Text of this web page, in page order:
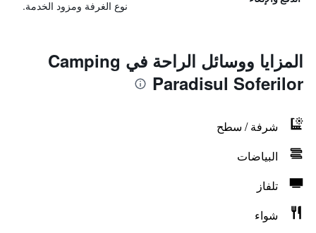
نوع الغرفة ومزود الخدمة.
المزايا ووسائل الراحة في Camping
Paradisul Soferilor
شرفة / سطح
البياضات
تلفاز
شواء